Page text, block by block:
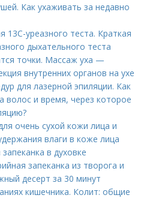
Как ухаживать за недавно
13С-уреазного теста. Краткая
дыхательного теста
точки. Массаж уха —
внутренних органов на ухе
для лазерной эпиляции. Как
волос и время, через которое
очень сухой кожи лица и
влаги в коже лица
в духовке
запеканка из творога и
десерт за 30 минут
кишечника. Колит: общие